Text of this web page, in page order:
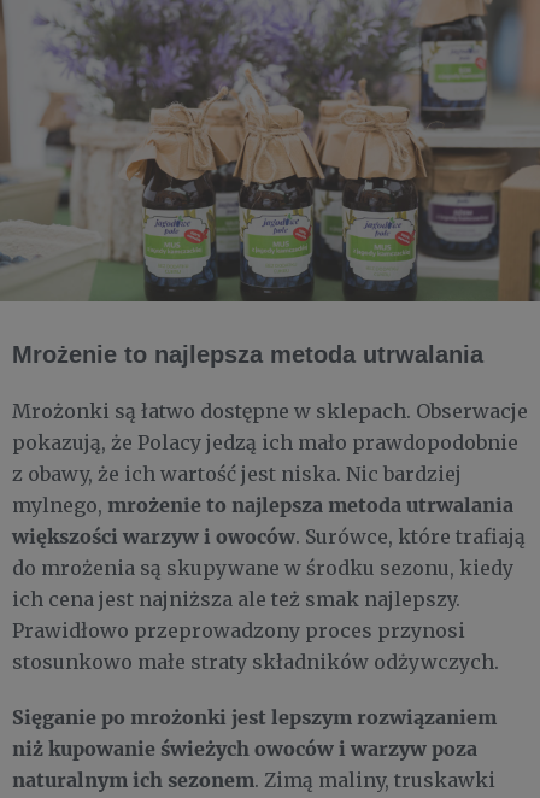
Mrożenie to najlepsza metoda utrwalania
Mrożonki są łatwo dostępne w sklepach. Obserwacje
pokazują, że Polacy jedzą ich mało prawdopodobnie
z obawy, że ich wartość jest niska. Nic bardziej
mylnego, mrożenie to najlepsza metoda utrwalania
większości warzyw i owoców. Surówce, które trafiają
do mrożenia są skupywane w środku sezonu, kiedy
ich cena jest najniższa ale też smak najlepszy.
Prawidłowo przeprowadzony proces przynosi
stosunkowo małe straty składników odżywczych.
Sięganie po mrożonki jest lepszym rozwiązaniem
niż kupowanie świeżych owoców i warzyw poza
naturalnym ich sezonem. Zimą maliny, truskawki